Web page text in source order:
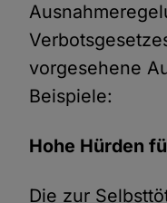
vorgesehene
Beispiele:
Hohe Hürden
Die zur